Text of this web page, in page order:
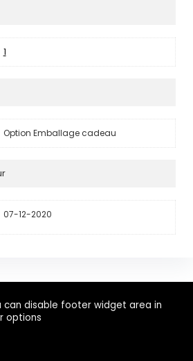
1
Option Emballage cadeau
07-12-2020
can disable footer widget area in
options